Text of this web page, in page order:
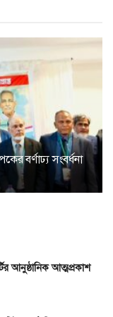
বর্ণাঢ্য সংবর্ধনা
আনুষ্ঠানিক আত্মপ্রকাশ